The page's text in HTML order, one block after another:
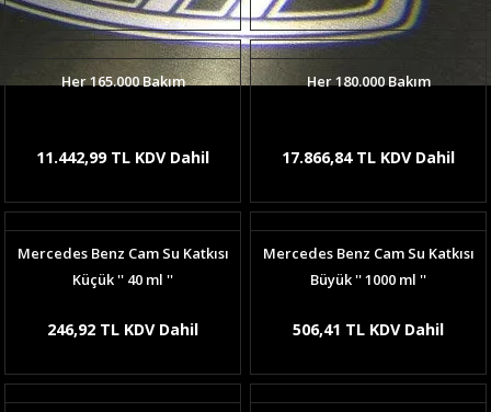
Her 165.000 Bakım
11.442,99 TL KDV Dahil
Her 180.000 Bakım
17.866,84 TL KDV Dahil
Mercedes Benz Cam Su Katkısı
Küçük '' 40 ml ''
246,92 TL KDV Dahil
Mercedes Benz Cam Su Katkısı
Büyük '' 1000 ml ''
506,41 TL KDV Dahil